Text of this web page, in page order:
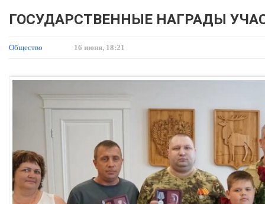
ГОСУДАРСТВЕННЫЕ НАГРАДЫ
Общество 16 июня, 18:21